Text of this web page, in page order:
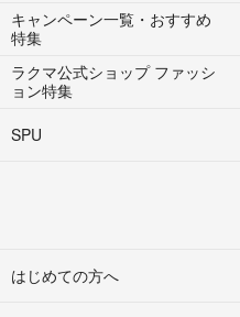
キャンペーン一覧・おすすめ
特集
ラクマ公式ショップ ファッシ
ョン特集
SPU
はじめての方へ